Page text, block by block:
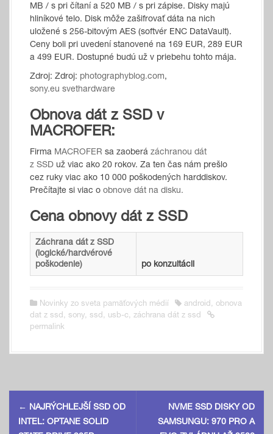
MB / s pri čítaní a 520 MB / s pri zápise. Disky majú
hliníkové telo. Disk môže zašifrovať dáta na nich
uložené s 256-bitovým AES (softvér ENC DataVault).
Ceny boli pri uvedení stanovené na 169 EUR, 289 EUR
a 499 EUR. Dostupné budú už v priebehu tohto mája.
Zdroj: Zdroj: photographyblog.com,
sony.eu svethardware
Obnova dát z SSD v
MACROFER:
Firma MACROFER sa zaoberá záchranou dát
z SSD už viac ako 20 rokov. Za ten čas nám prešlo
cez ruky viac ako 10 000 poškodených harddiskov.
Prečítajte si viac o obnove dát na disku.
Cena obnovy dát z SSD
Záchrana dát z SSD
(logické/hardvérové
poškodenie)
po konzultácii
Novinky zo sveta pamäťových médií android, obnova
dat z ssd, sony, ssd, usb-c, záchrana dát z ssd
permalink
P
o
← NAJRÝCHLEJŠÍ SSD OD
INTEL: OPTANE SOLID
NVME SSD DISKY OD
SAMSUNGU: 970 PRO A